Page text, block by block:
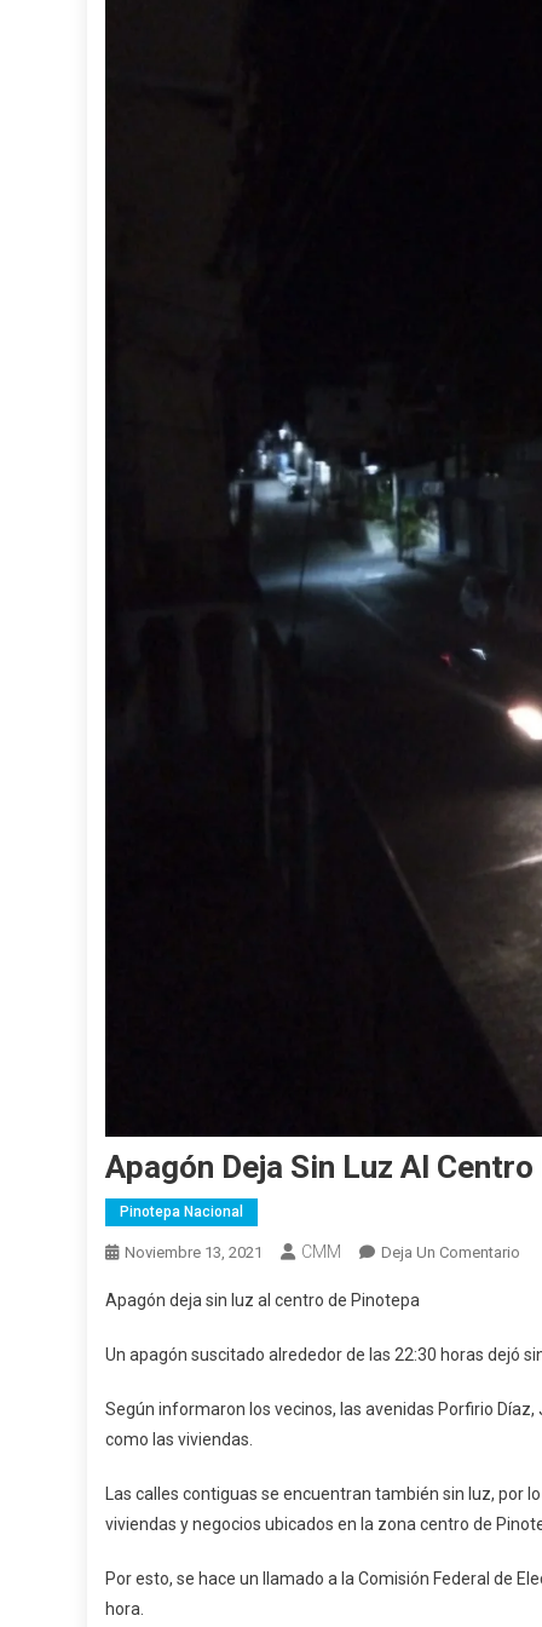
Apagón Deja Sin Luz Al
Pinotepa Nacional
Noviembre 13, 2021 CMM Deja Un Comentario
Apagón deja sin luz al centro de Pinotepa
Un apagón suscitado alrededor de las 22:30 horas dejó
Según informaron los vecinos, las avenidas Porfirio
como las viviendas.
Las calles contiguas se encuentran también sin luz, por
viviendas y negocios ubicados en la zona centro de
Por esto, se hace un llamado a la Comisión Federal de
hora.